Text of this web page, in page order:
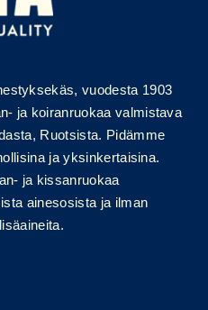
vuodesta 1903
ja koiranruokaa valmistava
Ruotsista. Pidämme
ja yksinkertaisina.
ja kissanruokaa
ainesosista ja ilman